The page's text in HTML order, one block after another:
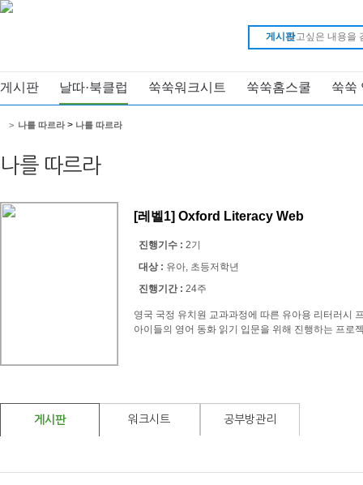
게시판
게시판 날따·북클럽 쑥쑥워크시트 쑥쑥홈스쿨 쑥쑥
나를 따르라
> 나를 따르라 > 나를 따르라
[레벨1] Oxford Literacy Web
진행기수 : 2기
대상 : 유아, 초등저학년
진행기간 : 24주
영국 국정 유치원 교과과정에 따른 유아용 리터러시
아이들의 영어 동화 읽기 입문을 위해 진행하는 프로
게시판 워크시트 공부방관리